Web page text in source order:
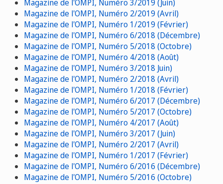
Magazine de l'OMPI, Numéro 3/2019 (Juin)
Magazine de l'OMPI, Numéro 2/2019 (Avril)
Magazine de l'OMPI, Numéro 1/2019 (Février)
Magazine de l'OMPI, Numéro 6/2018 (Décembre)
Magazine de l'OMPI, Numéro 5/2018 (Octobre)
Magazine de l'OMPI, Numéro 4/2018 (Août)
Magazine de l'OMPI, Numéro 3/2018 Juin)
Magazine de l'OMPI, Numéro 2/2018 (Avril)
Magazine de l'OMPI, Numéro 1/2018 (Février)
Magazine de l'OMPI, Numéro 6/2017 (Décembre)
Magazine de l'OMPI, Numéro 5/2017 (Octobre)
Magazine de l'OMPI, Numéro 4/2017 (Août)
Magazine de l'OMPI, Numéro 3/2017 (Juin)
Magazine de l'OMPI, Numéro 2/2017 (Avril)
Magazine de l'OMPI, Numéro 1/2017 (Février)
Magazine de l'OMPI, Numéro 6/2016 (Décembre)
Magazine de l'OMPI, Numéro 5/2016 (Octobre)